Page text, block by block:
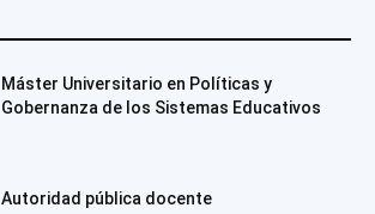
Máster Universitario en Políticas y
Gobernanza de los Sistemas Educativos
Autoridad pública docente